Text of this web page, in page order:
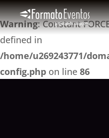
Warning: Constant
defined in
/home/u269243771/
config.php on line 86